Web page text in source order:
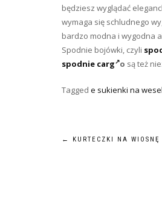
będziesz wyglądać
wymaga się schludnego
bardzo modna i wygodna
Spodnie bojówki, czyli
spodnie carg o są też
Tagged e sukienki na
Nawigacja
← KURTECZKI NA WIOSNĘ